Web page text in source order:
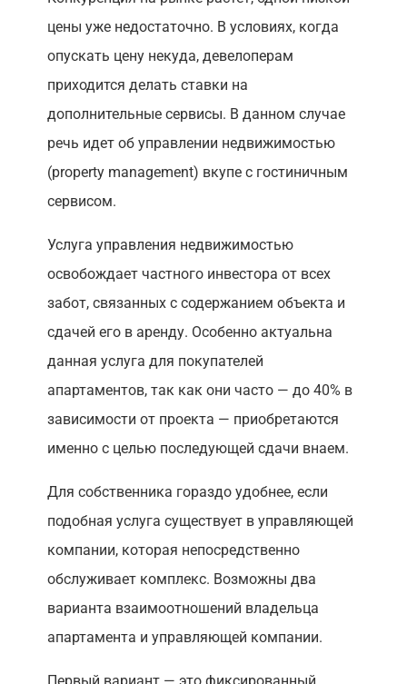
цены уже недостаточно. В условиях, когда
опускать цену некуда, девелоперам
приходится делать ставки на
дополнительные сервисы. В данном случае
речь идет об управлении недвижимостью
(property management) вкупе с гостиничным
сервисом.
Услуга управления недвижимостью
освобождает частного инвестора от всех
забот, связанных с содержанием объекта и
сдачей его в аренду. Особенно актуальна
данная услуга для покупателей
апартаментов, так как они часто — до 40% в
зависимости от проекта — приобретаются
именно с целью последующей сдачи внаем.
Для собственника гораздо удобнее, если
подобная услуга существует в управляющей
компании, которая непосредственно
обслуживает комплекс. Возможны два
варианта взаимоотношений владельца
апартамента и управляющей компании.